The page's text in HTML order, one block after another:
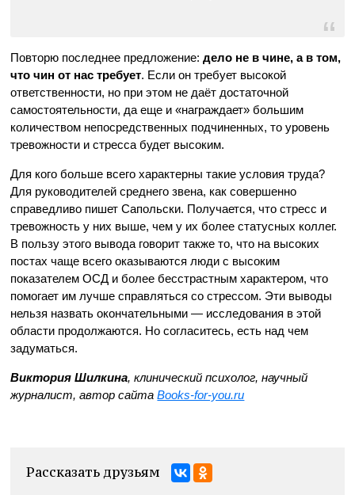
Повторю последнее предложение:дело не в чине, а в том,
что чин от нас требует. Если он требует высокой
ответственности, но при этом не даёт достаточной
самостоятельности, да еще и «награждает» большим
количеством непосредственных подчиненных, то уровень
тревожности и стресса будет высоким.
Для кого больше всего характерны такие условия труда?
Для руководителей среднего звена, как совершенно
справедливо пишет Сапольски. Получается, что стресс и
тревожность у них выше, чем у их более статусных коллег.
В пользу этого вывода говорит также то, что на высоких
постах чаще всего оказываются люди с высоким
показателем ОСД и более бесстрастным характером, что
помогает им лучше справляться со стрессом. Эти выводы
нельзя назвать окончательными — исследования в этой
области продолжаются. Но согласитесь, есть над чем
задуматься.
Виктория Шилкина, клинический психолог, научный
журналист, автор сайтаBooks-for-you.ru
Рассказать друзьям